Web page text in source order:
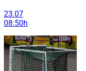
23.07
08:50h